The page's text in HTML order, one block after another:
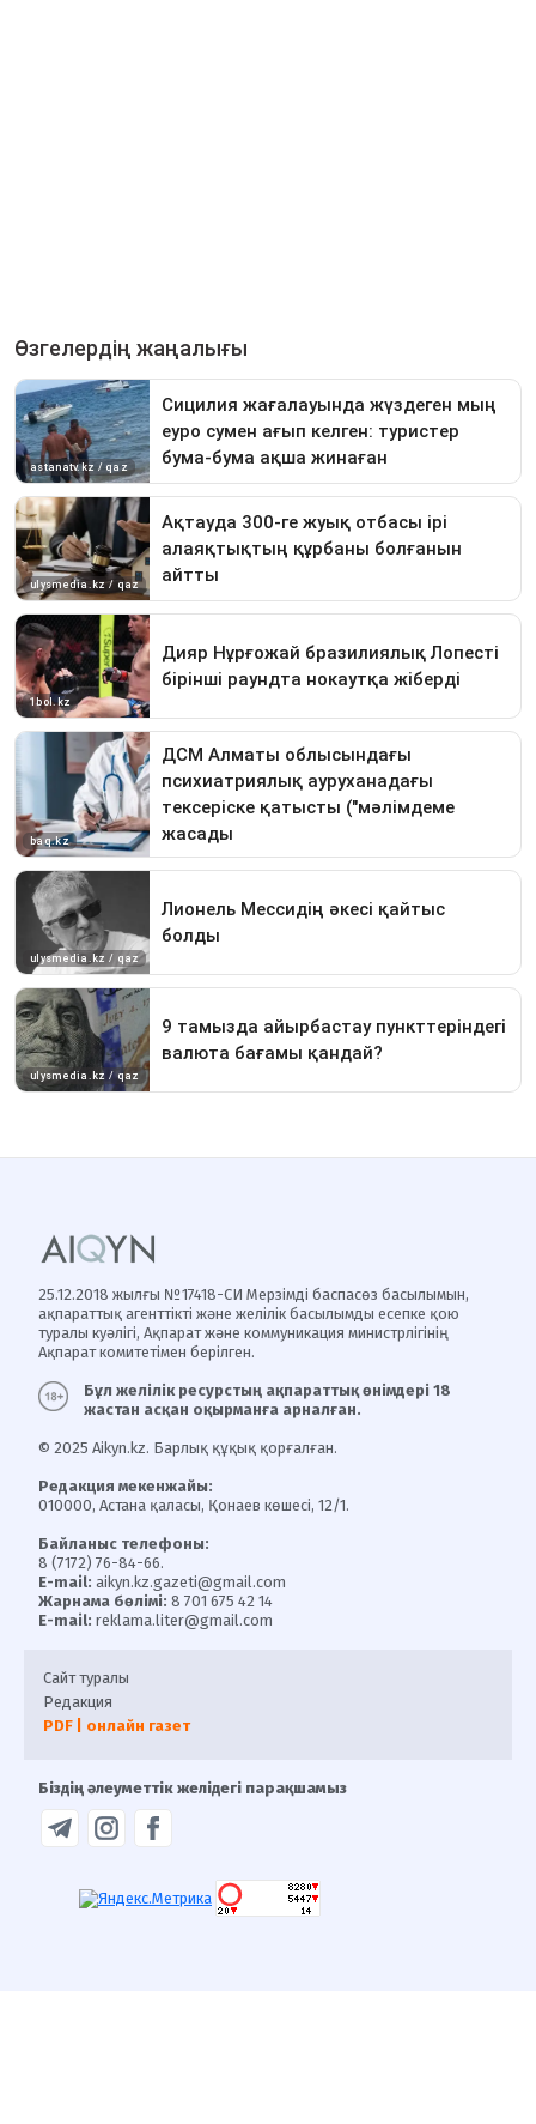
25.12.2018 жылғы №17418-СИ Мерзімді баспасөз басылымын,
ақпараттық агенттікті және желілік басылымды есепке қою
туралы куәлігі, Ақпарат және коммуникация министрлігінің
Ақпарат комитетімен берілген.
Бұл желілік ресурстың ақпараттық өнімдері 18
жастан асқан оқырманға арналған.
© 2025 Aikyn.kz. Барлық құқық қорғалған.
Редакция мекенжайы:
010000, Астана қаласы, Қонаев көшесі, 12/1.
Байланыс телефоны:
8 (7172) 76-84-66.
E-mail: aikyn.kz.gazeti@gmail.com
Жарнама бөлімі: 8 701 675 42 14
E-mail: reklama.liter@gmail.com
Сайт туралы
Редакция
PDF | онлайн газет
Біздің әлеуметтік желідегі парақшамыз